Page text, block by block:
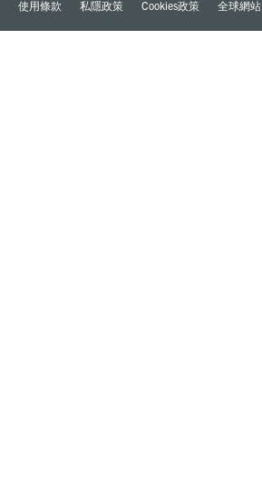
使用條款
私隱政策 Cookies政策 全球網站